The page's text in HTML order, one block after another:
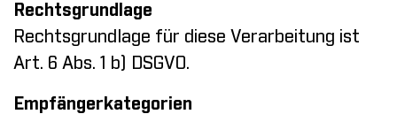
Rechtsgrundlage
Rechtsgrundlage für diese Verarbeitung ist
Art. 6 Abs. 1 b) DSGVO.
Empfängerkategorien